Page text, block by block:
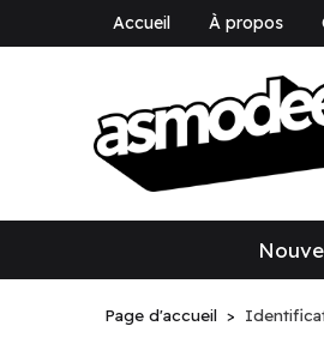
Accueil À propos
Page d'accueil